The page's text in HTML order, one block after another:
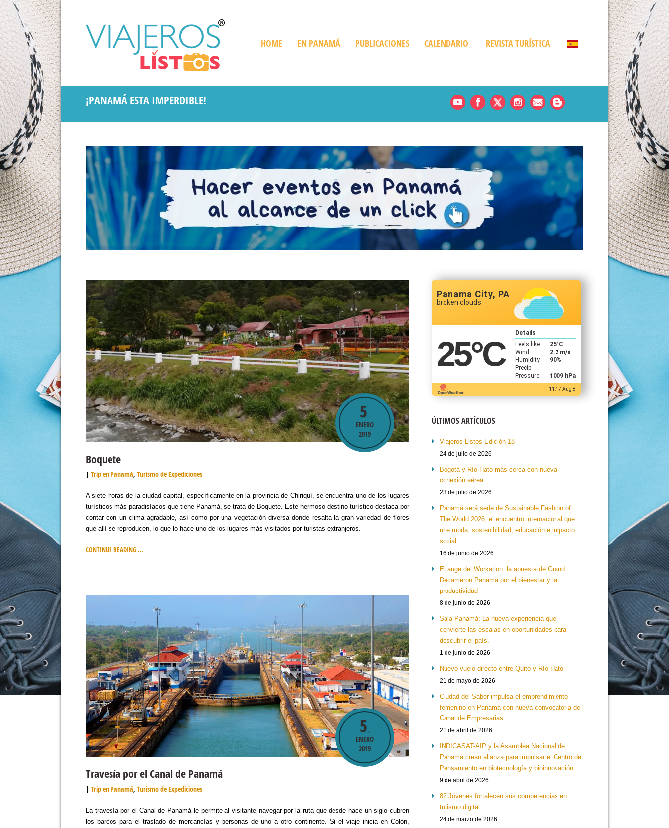
HOME EN PANAMÁ
Turismo Verde
PUBLICACIONES CALENDARIO REVISTA TURÍSTICA
¡PANAMÁ ESTA IMPERDIBLE!
5 .
ENERO
2019
Boquete
Trip en Panamá, Turismo de Expediciones
A siete horas de la ciudad capital, específicamente en la provincia de Chiriquí, se encuentra uno de los lugares
turísticos más paradisíacos que tiene Panamá, se trata de Boquete. Este hermoso destino turístico destaca por
contar con un clima agradable, así como por una vegetación diversa donde resalta la gran variedad de flores
que allí se reproducen, lo que lo hace uno de los lugares más visitados por turistas extranjeros.
CONTINUE READING ...
5 .
ENERO
2019
Travesía por el Canal de Panamá
Trip en Panamá, Turismo de Expediciones
La travesía por el Canal de Panamá le permite al visitante navegar por la ruta que desde hace un siglo cubren
los barcos para el traslado de mercancías y personas de uno a otro continente. Si el viaje inicia en Colón,
Panama City, PA
broken clouds
25°C
Details
Feels like
25°C
Wind
2.2 m/s
Humidity
90%
Precip
Pressure
1009 hPa
11:17 Aug 8
ÚLTIMOS ARTÍCULOS
Viajeros Listos Edición 18
24 de julio de 2026
Bogotá y Río Hato más cerca con nueva
conexión aérea
23 de julio de 2026
Panamá será sede de Sustainable Fashion of
The World 2026, el encuentro internacional que
une moda, sostenibilidad, educación e impacto
social
16 de junio de 2026
El auge del Workation: la apuesta de Grand
Decameron Panama por el bienestar y la
productividad
8 de junio de 2026
Sala Panamá: La nueva experiencia que
convierte las escalas en oportunidades para
descubrir el país.
1 de junio de 2026
Nuevo vuelo directo entre Quito y Río Hato
21 de mayo de 2026
Ciudad del Saber impulsa el emprendimiento
femenino en Panamá con nueva convocatoria de
Canal de Empresarias
21 de abril de 2026
INDICASAT-AIP y la Asamblea Nacional de
Panamá crean alianza para impulsar el Centro de
Pensamiento en biotecnología y bioinnovación
9 de abril de 2026
82 Jóvenes fortalecen sus competencias en
turismo digital
24 de marzo de 2026